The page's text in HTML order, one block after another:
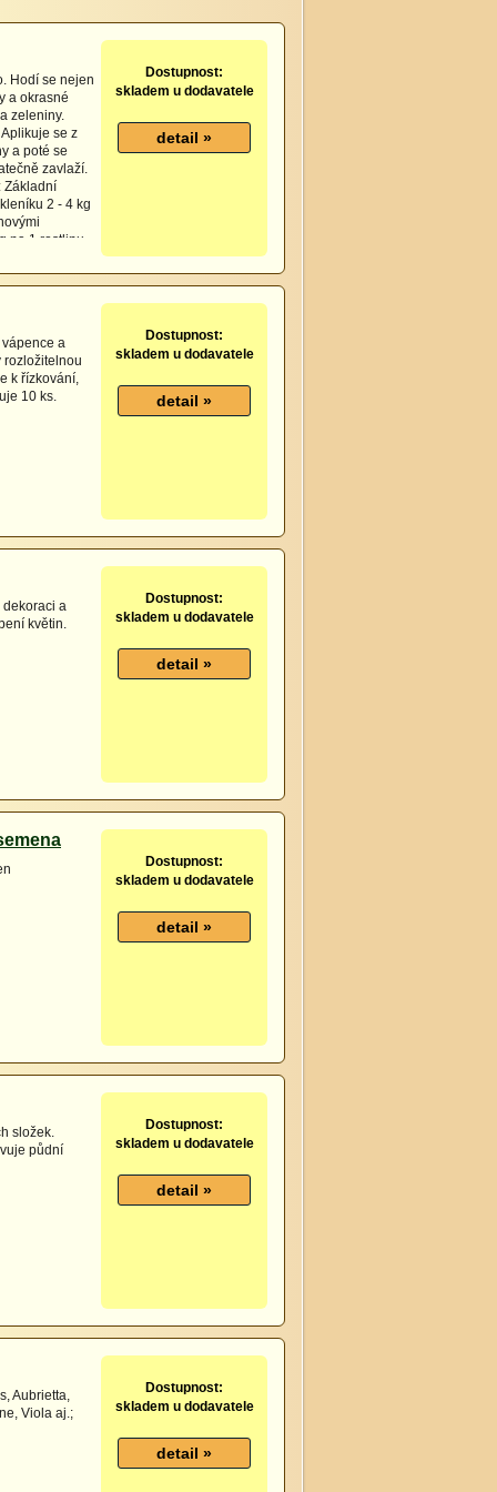
Hodí se nejen
a okrasné
zeleniny.
se z
a poté se
zavlaží.
Základní
2 - 4 kg
na 1 rostlinu.
jiné okrasné
Dostupnost:
skladem u dodavatele
a
rozložitelnou
k řízkování,
10 ks.
Dostupnost:
skladem u dodavatele
dekoraci a
květin.
Dostupnost:
skladem u dodavatele
Dostupnost:
skladem u dodavatele
složek.
půdní
Dostupnost:
skladem u dodavatele
Aubrietta,
Viola aj.;
Dostupnost:
skladem u dodavatele